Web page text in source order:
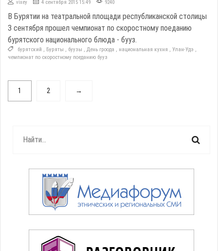
vixey 4 сентября 2015 15:49 9240
В Бурятии на театральной площади республиканской столицы
3 сентября прошел чемпионат по скоростному поеданию
бурятского национального блюда - бууз.
бурятский Буряты буузы День гроода национальная кухня Улан-Удэ
чемпионат по скоростному поеданию бууз
1 2 →